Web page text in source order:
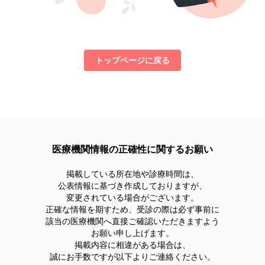
トップページに戻る
医療機関情報の正確性に関するお願い
掲載している所在地や診療時間は、
公表情報に基づき作成しておりますが、
変更されている場合がございます。
正確な情報を期すため、受診の際は必ず事前に
該当の医療機関へ直接ご確認いただきますよう
お願い申し上げます。
掲載内容に相違がある場合は、
誠にお手数ですが以下よりご連絡ください。